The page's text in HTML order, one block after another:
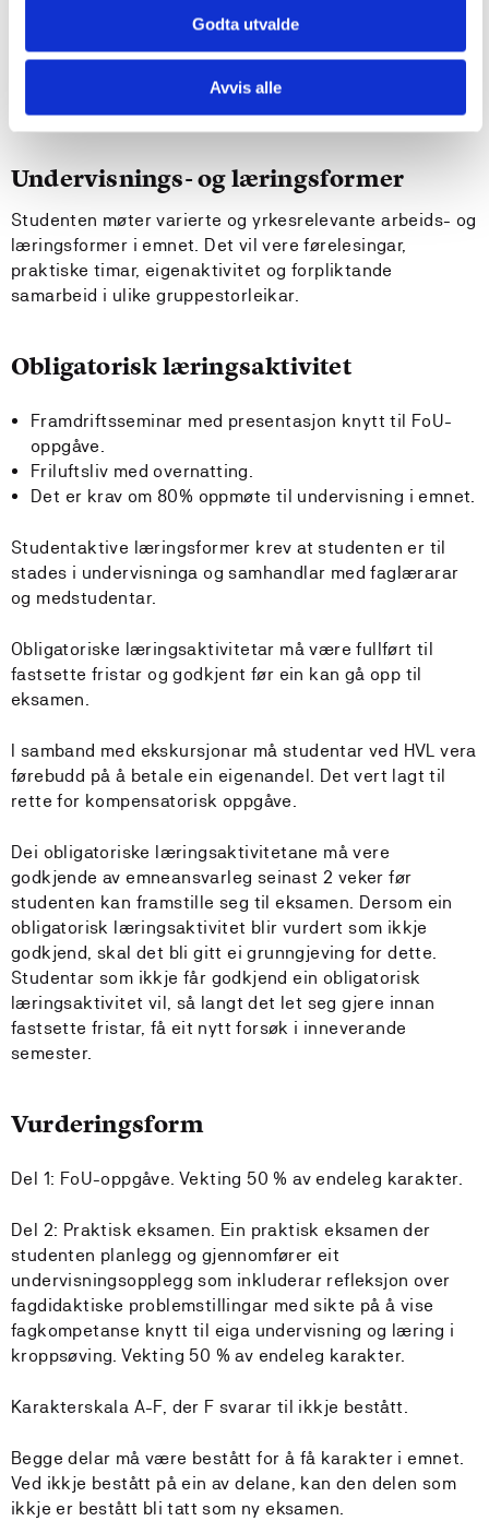
Godta utvalde
Avvis alle
Tilrådde forkunnskapar
Kroppsøving 1 emne 1 og 2 gir grunnlag for den faglege
forståinga og eigenutviklinga som dette emnet legg opp
til.
Undervisnings- og læringsformer
Studenten møter varierte og yrkesrelevante arbeids- og
læringsformer i emnet. Det vil vere førelesingar,
praktiske timar, eigenaktivitet og forpliktande
samarbeid i ulike gruppestorleikar.
Obligatorisk læringsaktivitet
Framdriftsseminar med presentasjon knytt til FoU-
oppgåve.
Friluftsliv med overnatting.
Det er krav om 80% oppmøte til undervisning i emnet.
Studentaktive læringsformer krev at studenten er til
stades i undervisninga og samhandlar med faglærarar
og medstudentar.
Obligatoriske læringsaktivitetar må være fullført til
fastsette fristar og godkjent før ein kan gå opp til
eksamen.
I samband med ekskursjonar må studentar ved HVL vera
førebudd på å betale ein eigenandel. Det vert lagt til
rette for kompensatorisk oppgåve.
Dei obligatoriske læringsaktivitetane må vere
godkjende av emneansvarleg seinast 2 veker før
studenten kan framstille seg til eksamen. Dersom ein
obligatorisk læringsaktivitet blir vurdert som ikkje
godkjend, skal det bli gitt ei grunngjeving for dette.
Studentar som ikkje får godkjend ein obligatorisk
læringsaktivitet vil, så langt det let seg gjere innan
fastsette fristar, få eit nytt forsøk i inneverande
semester.
Vurderingsform
Del 1: FoU-oppgåve. Vekting 50 % av endeleg karakter.
Del 2: Praktisk eksamen. Ein praktisk eksamen der
studenten planlegg og gjennomfører eit
undervisningsopplegg som inkluderar refleksjon over
fagdidaktiske problemstillingar med sikte på å vise
fagkompetanse knytt til eiga undervisning og læring i
kroppsøving. Vekting 50 % av endeleg karakter.
Karakterskala A-F, der F svarar til ikkje bestått.
Begge delar må være bestått for å få karakter i emnet.
Ved ikkje bestått på ein av delane, kan den delen som
ikkje er bestått bli tatt som ny eksamen.